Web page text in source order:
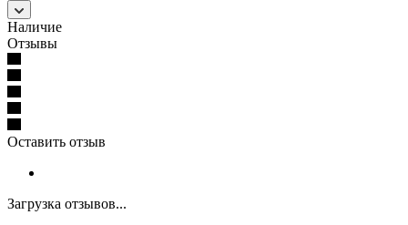
Наличие
Отзывы
Оставить отзыв
Загрузка отзывов...